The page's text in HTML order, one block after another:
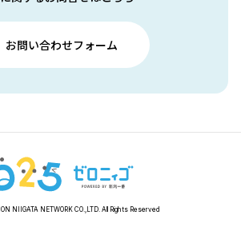
お問い合わせフォーム
NIIGATA NETWORK CO.,LTD. All Rights Reserved